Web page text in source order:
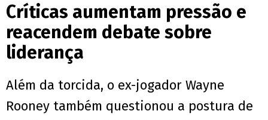
Críticas aumentam pressão e
reacendem debate sobre
liderança
Além da torcida, o ex-jogador Wayne
Rooney também questionou a postura de